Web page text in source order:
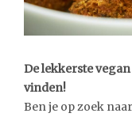
De lekkerste
vinden!
Ben je op zoek